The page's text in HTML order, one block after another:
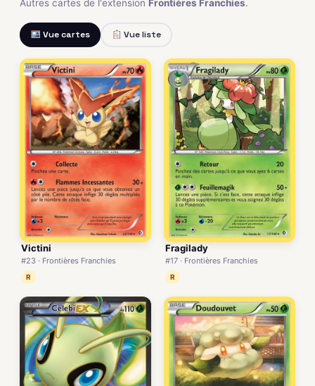
Autres cartes de l'extension Frontières Franchies.
Vue cartes Vue liste
Victini
#23 · Frontières Franchies
R
Fragilady
#17 · Frontières Franchies
R